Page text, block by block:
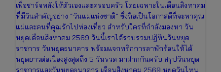
เพื่อชาร์จพลังให้ตัวเองและครอบครัว โดยเฉพาะในเดือนสิงหาคม
ที่มีวันสำคัญอย่าง “วันแม่แห่งชาติ” ซึ่งถือเป็นโอกาสดีที่จะพาคุณ
แม่และคนที่คุณรักไปท่องเที่ยว สำหรับใครที่กำลังมองหา วัน
หยุดเดือนสิงหาคม 2569 วันนี้เราได้รวบรวมปฏิทินวันหยุด
ราชการ วันหยุดธนาคาร พร้อมแจกทริกการลาพักร้อนให้ได้
หยุดยาวต่อเนื่องสูงสุดถึง 5 วันรวด มาฝากกันครับ สรุปวันหยุด
ราชการและวันหยุดธนาคาร เดือนสิงหาคม 2569 หยุดวันไหน